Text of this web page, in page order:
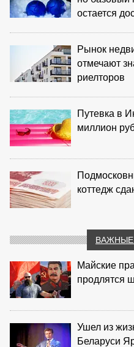
остается
Рынок
отмечают
риелторов
Путевка в
миллион
коттедж
Майские
продлятся
Ушел из
Беларуси